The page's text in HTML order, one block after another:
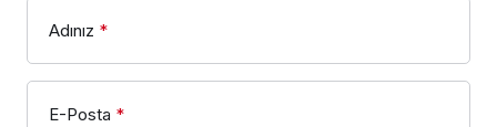
Adınız *
E-Posta *